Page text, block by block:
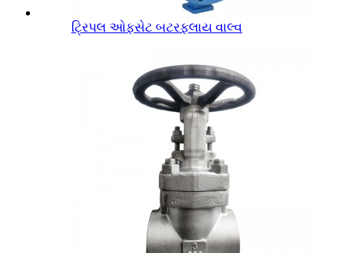
ટ્રિપલ ઓફસેટ બટરફ્લાય વાલ્વ